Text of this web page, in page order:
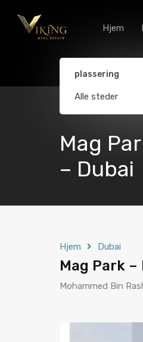
Hjem
plassering
Alle steder
Mag
– Dubai
Hjem Dubai
Mag Park
Mohammed Bin